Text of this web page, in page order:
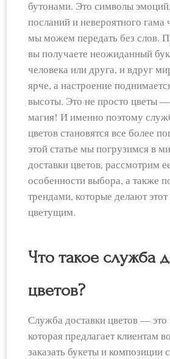
бутонами. Это символы
посланий и невероятного гама
мы можем передать без слов.
вы получаете неожиданный
человека или друга, и вдруг
ярче, а настроение
высоты. Это не просто цветы
магия! И именно поэтому
цветов становятся все более
этой статье мы погрузимся в
доставки цветов, рассмотрим
особенности выбора, а также
трендами, которые делают этот
цветущим.
Что такое служба
цветов?
Служба доставки цветов — это
которая предлагает клиентам
заказать букеты и композиции